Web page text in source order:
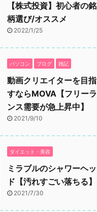
【株式投資】初心者の銘
柄選び/オススメ
2022/1/25
パソコン ブログ 雑記
動画クリエイターを目指
すならMOVA【フリーラ
ンス需要が急上昇中】
2021/9/10
ダイエット・美容
ミラブルのシャワーヘッ
ド【汚れすごい落ちる】
2021/7/30